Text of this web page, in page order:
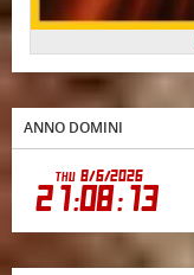
ANNO DOMINI